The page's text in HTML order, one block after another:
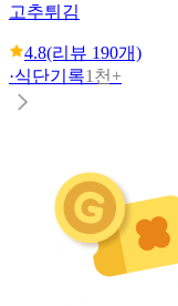
고추튀김
4.8(리뷰 190개)
·식단기록1천+